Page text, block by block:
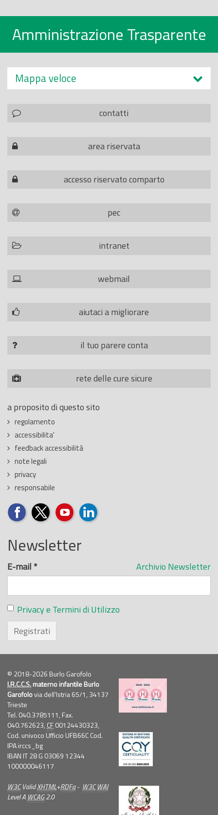
Amministrazione Trasparente
Mappa veloce
contatti
area riservata
accesso riservato comparto
pec
intranet
webmail
aiutaci a migliorare
il tuo parere conta
rete delle cure sicure
a proposito di questo sito
regolamento
accessibilita'
feedback accessibilità
note legali
privacy
responsabile
Newsletter
Archivio Newsletter
E-mail *
Privacy e Termini di Utilizzo
Registrati
© 2018-2026 Burlo Garofolo
I.R.C.C.S.materno infantile Burlo
Garofolovia dell'Istria 65/1, 34137
Trieste
Tel. 040.3785111, Fax.
040.762623, CF00124430323,
Cod. univoco Ufficio UFB66C Cod.
IPA irccs_bg
IBAN IT 28 G 03069 12344
100000046117
W3CValidXHTML+RDFa- W3C WAI
Level A WCAG2.0